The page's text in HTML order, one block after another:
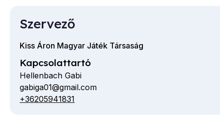
Szervező
Kiss Áron Magyar Játék Társaság
Kapcsolattartó
Hellenbach Gabi
E-
mail
gabiga01@gmail.com
Telefon
+36205941831